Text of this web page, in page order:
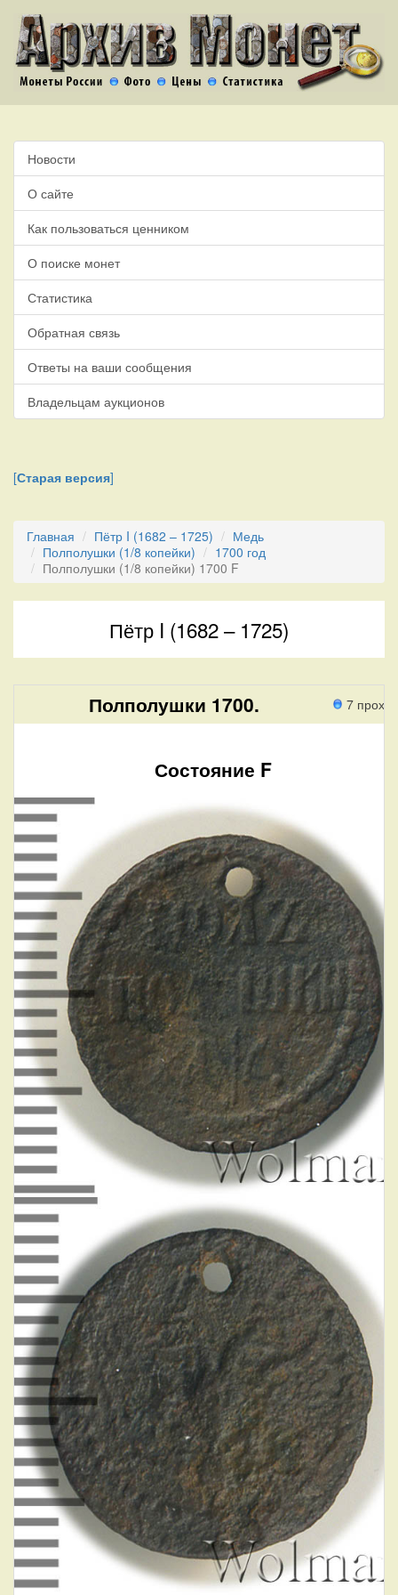
Новости
О сайте
Как пользоваться ценником
О поиске монет
Статистика
Обратная связь
Ответы на ваши сообщения
Владельцам аукционов
[Старая версия]
Главная Пётр I (1682 – 1725)
Медь
Полполушки (1/8 копейки)
1700 год
Полполушки (1/8 копейки) 1700 F
Пётр I (1682 – 1725)
7
Полполушки 1700.
Состояние F